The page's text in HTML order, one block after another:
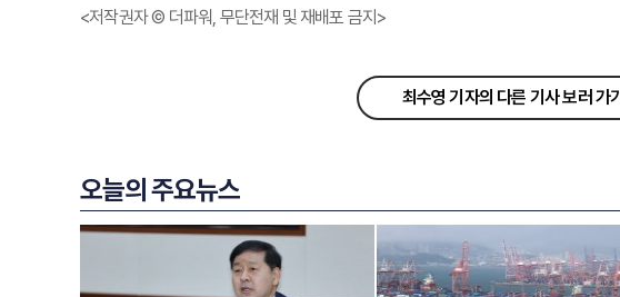
<저작권자 © 더파워, 무단전재 및 재배포 금지>
최수영 기자의 다른 기사 보러 가기
오늘의 주요뉴스